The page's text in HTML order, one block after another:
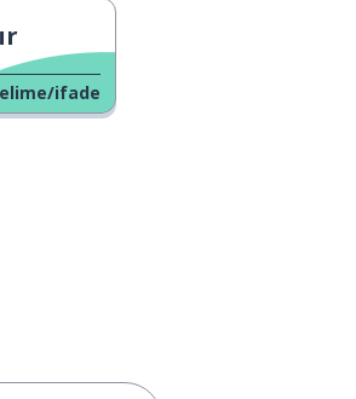
ifade